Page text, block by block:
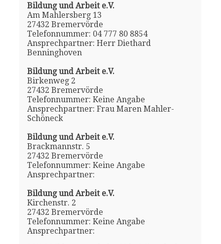
Bildung und Arbeit e.V.
Am Mahlersberg 13
27432 Bremervörde
Telefonnummer: 04 777 80 8854
Ansprechpartner: Herr Diethard
Benninghoven
Bildung und Arbeit e.V.
Birkenweg 2
27432 Bremervörde
Telefonnummer: Keine Angabe
Ansprechpartner: Frau Maren Mahler-
Schöneck
Bildung und Arbeit e.V.
Brackmannstr. 5
27432 Bremervörde
Telefonnummer: Keine Angabe
Ansprechpartner:
Bildung und Arbeit e.V.
Kirchenstr. 2
27432 Bremervörde
Telefonnummer: Keine Angabe
Ansprechpartner: